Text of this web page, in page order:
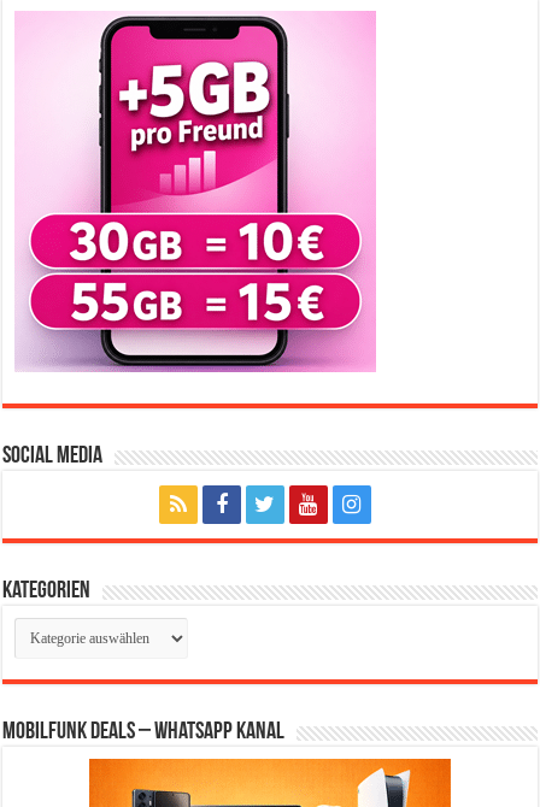
Social Media
Kategorien
Kategorien
Mobilfunk Deals – WhatsApp Kanal